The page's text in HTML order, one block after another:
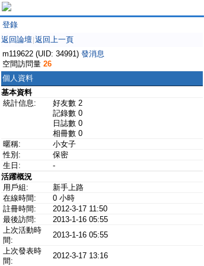
登錄
返回論壇 返回上一頁
m119622 (UID: 34991) 發消息
空間訪問量 26
個人資料
基本資料
統計信息:
好友數 2
記錄數 0
日誌數 0
相冊數 0
暱稱:
小女子
性別:
保密
生日:
-
活躍概況
用戶組:
新手上路
在線時間:
0 小時
註冊時間:
2012-3-17 11:50
最後訪問:
2013-1-16 05:55
上次活動時
間:
2013-1-16 05:55
上次發表時
間:
2012-3-17 13:16